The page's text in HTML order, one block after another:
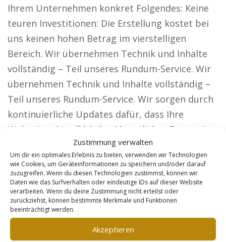
Zustimmung verwalten
Um dir ein optimales Erlebnis zu bieten, verwenden wir Technologien
wie Cookies, um Geräteinformationen zu speichern und/oder darauf
zuzugreifen. Wenn du diesen Technologien zustimmst, können wir
Daten wie das Surfverhalten oder eindeutige IDs auf dieser Website
verarbeiten. Wenn du deine Zustimmung nicht erteilst oder
zurückziehst, können bestimmte Merkmale und Funktionen
beeinträchtigt werden.
Akzeptieren
Ihrem Unternehmen konkret Folgendes: Keine
teuren Investitionen: Die Erstellung kostet bei
uns keinen hohen Betrag im vierstelligen
Bereich. Wir übernehmen Technik und Inhalte
vollständig – Teil unseres Rundum-Service. Wir
übernehmen Technik und Inhalte vollständig –
Teil unseres Rundum-Service. Wir sorgen durch
kontinuierliche Updates dafür, dass Ihre
Webseite aktuell bleibt. Monatlicher Festpreis:
Keine versteckten Gebühren oder Zusatzkosten.
Welche Potenziale Kunden mit unserer Lösung
ausschöpfen können. Unternehmen, die eine
große Reichweite benötigen, sind perfekt für
unsere Webseiten geeignet, darunter:
Rechtsanwälte: Maximieren Sie Ihre Sichtbarkeit
und erreichen Sie neue Mandanten